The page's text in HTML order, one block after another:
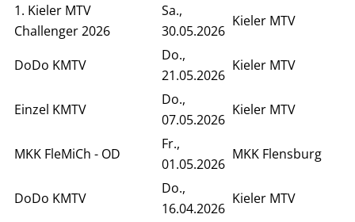
1. Kieler MTV
Challenger 2026
Sa.,
30.05.2026
Kieler MTV
DoDo KMTV
Do.,
21.05.2026
Kieler MTV
Einzel KMTV
Do.,
07.05.2026
Kieler MTV
MKK FleMiCh - OD
Fr.,
01.05.2026
MKK Flensburg
DoDo KMTV
Do.,
16.04.2026
Kieler MTV